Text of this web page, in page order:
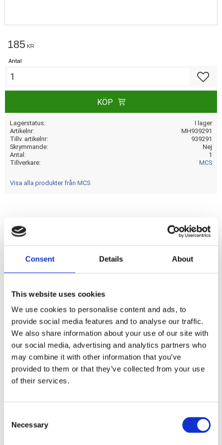
Consent Details About
This website uses cookies
We use cookies to personalise content and ads, to
provide social media features and to analyse our traffic.
We also share information about your use of our site with
our social media, advertising and analytics partners who
may combine it with other information that you’ve
provided to them or that they’ve collected from your use
of their services.
Necessary
185 KR
Antal
KÖP
Lagerstatus
I lager
Artikelnr
MH939291
Tillv. artikelnr
939291
Skrymmande
Nej
Antal
1
Tillverkare
MCS
Visa alla produkter från MCS
STD-1/4 INCH
Dela med dig
F
e
o
o
k
Omdömen
Du